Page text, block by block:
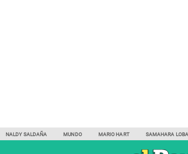
NALDY SALDAÑA MUNDO MARIO HART SAMAHARA